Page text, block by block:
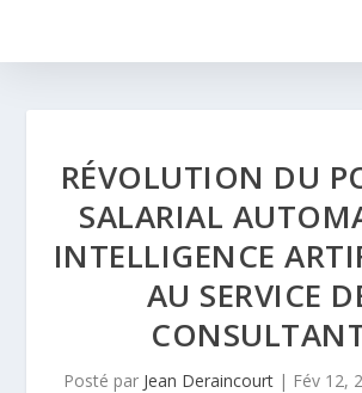
RÉVOLUTION DU
SALARIAL
INTELLIGENCE
AU SERVICE
Posté par Jean Deraincourt | Fév 12,